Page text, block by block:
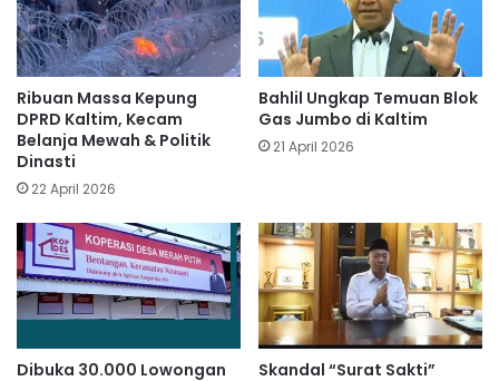
Ribuan Massa Kepung
DPRD Kaltim, Kecam
Belanja Mewah & Politik
Dinasti
22 April 2026
Bahlil Ungkap Temuan Blok
Gas Jumbo di Kaltim
21 April 2026
Dibuka 30.000 Lowongan
Skandal “Surat Sakti”